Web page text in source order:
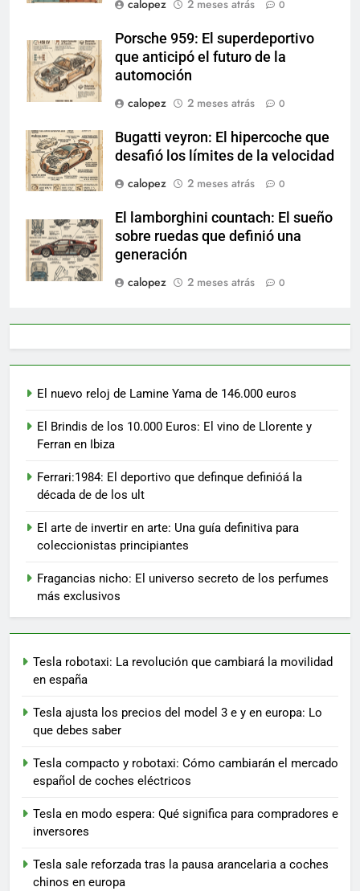
calopez
2 meses atrás 0
Porsche 959: El superdeportivo
que anticipó el futuro de la
automoción
calopez
2 meses atrás 0
Bugatti veyron: El hipercoche que
desafió los límites de la velocidad
calopez
2 meses atrás 0
El lamborghini countach: El sueño
sobre ruedas que definió una
generación
calopez
2 meses atrás 0
El nuevo reloj de Lamine Yama de 146.000 euros
El Brindis de los 10.000 Euros: El vino de Llorente y
Ferran en Ibiza
Ferrari:1984: El deportivo que definque definióá la
década de de los ult
El arte de invertir en arte: Una guía definitiva para
coleccionistas principiantes
Fragancias nicho: El universo secreto de los perfumes
más exclusivos
Tesla robotaxi: La revolución que cambiará la movilidad
en españa
Tesla ajusta los precios del model 3 e y en europa: Lo
que debes saber
Tesla compacto y robotaxi: Cómo cambiarán el mercado
español de coches eléctricos
Tesla en modo espera: Qué significa para compradores e
inversores
Tesla sale reforzada tras la pausa arancelaria a coches
chinos en europa